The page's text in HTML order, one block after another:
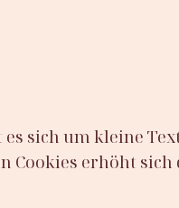
es sich um kleine
Cookies erhöht